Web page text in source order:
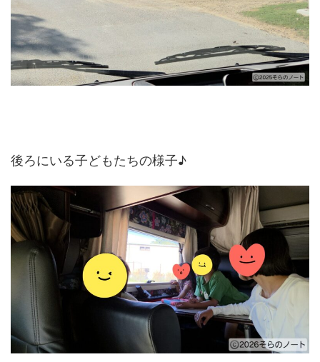
後ろにいる子どもたちの様子♪